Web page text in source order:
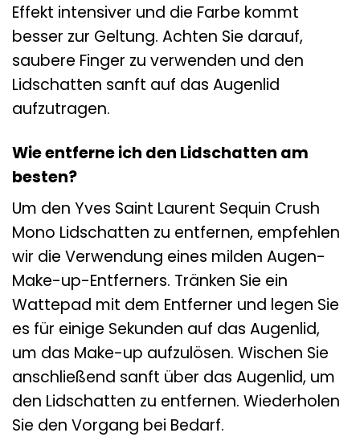
Effekt intensiver und die Farbe kommt
besser zur Geltung. Achten Sie darauf,
saubere Finger zu verwenden und den
Lidschatten sanft auf das Augenlid
aufzutragen.
Wie entferne ich den Lidschatten am
besten?
Um den Yves Saint Laurent Sequin Crush
Mono Lidschatten zu entfernen, empfehlen
wir die Verwendung eines milden Augen-
Make-up-Entferners. Tränken Sie ein
Wattepad mit dem Entferner und legen Sie
es für einige Sekunden auf das Augenlid,
um das Make-up aufzulösen. Wischen Sie
anschließend sanft über das Augenlid, um
den Lidschatten zu entfernen. Wiederholen
Sie den Vorgang bei Bedarf.